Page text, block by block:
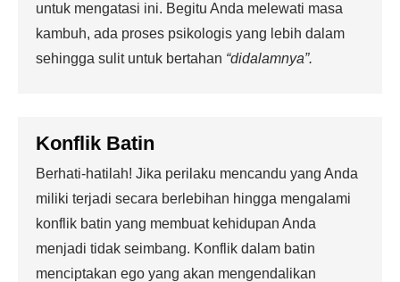
untuk mengatasi ini. Begitu Anda melewati masa
kambuh, ada proses psikologis yang lebih dalam
sehingga sulit untuk bertahan “didalamnya”.
Konflik Batin
Berhati-hatilah! Jika perilaku mencandu yang Anda
miliki terjadi secara berlebihan hingga mengalami
konflik batin yang membuat kehidupan Anda
menjadi tidak seimbang. Konflik dalam batin
menciptakan ego yang akan mengendalikan